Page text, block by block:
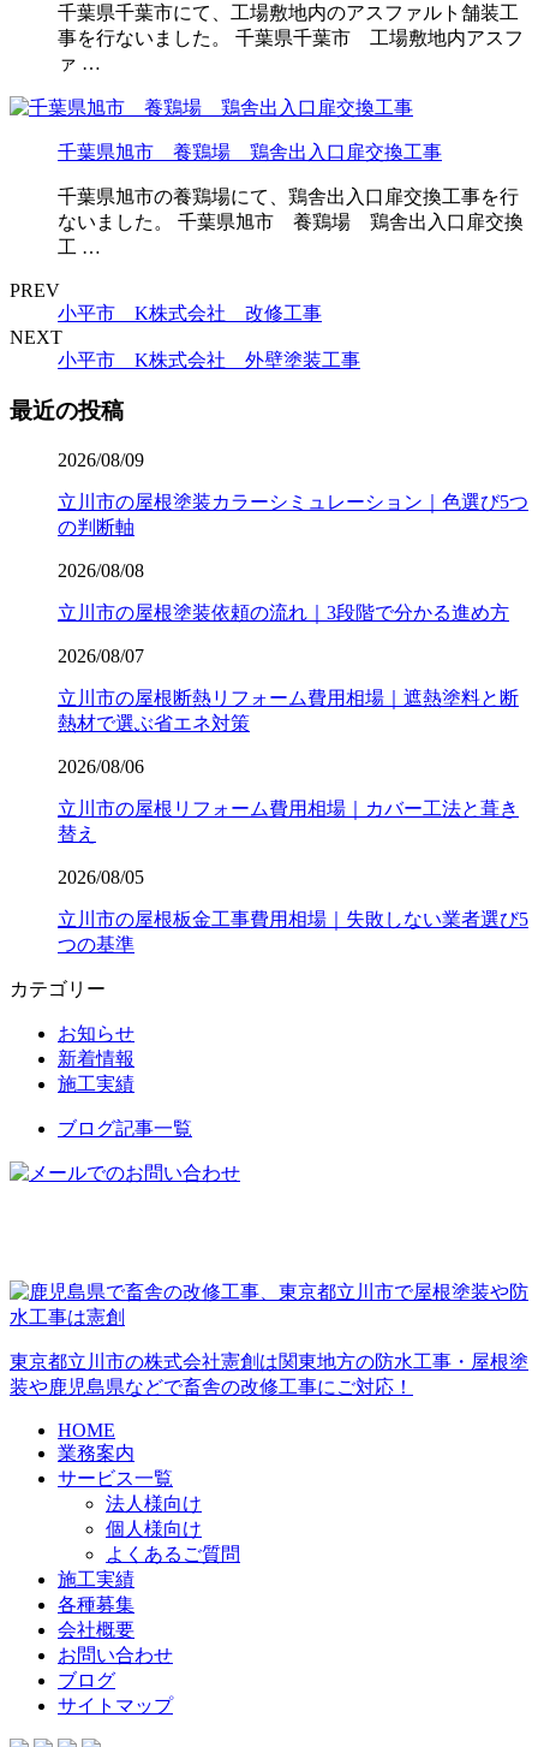
千葉県千葉市にて、工場敷地内のアスファルト舗装工
事を行ないました。 千葉県千葉市 工場敷地内アスフ
ァ …
千葉県旭市 養鶏場 鶏舎出入口扉交換工事
千葉県旭市の養鶏場にて、鶏舎出入口扉交換工事を行
ないました。 千葉県旭市 養鶏場 鶏舎出入口扉交換
工 …
PREV
小平市 K株式会社 改修工事
NEXT
小平市 K株式会社 外壁塗装工事
最近の投稿
2026/08/09
立川市の屋根塗装カラーシミュレーション｜色選び5つ
の判断軸
2026/08/08
立川市の屋根塗装依頼の流れ｜3段階で分かる進め方
2026/08/07
立川市の屋根断熱リフォーム費用相場｜遮熱塗料と断
熱材で選ぶ省エネ対策
2026/08/06
立川市の屋根リフォーム費用相場｜カバー工法と葺き
替え
2026/08/05
立川市の屋根板金工事費用相場｜失敗しない業者選び5
つの基準
カテゴリー
お知らせ
新着情報
施工実績
ブログ記事一覧
東京都立川市の株式会社憲創は関東地方の防水工事・屋根塗
装や鹿児島県などで畜舎の改修工事にご対応！
HOME
業務案内
サービス一覧
法人様向け
個人様向け
よくあるご質問
施工実績
各種募集
会社概要
お問い合わせ
ブログ
サイトマップ